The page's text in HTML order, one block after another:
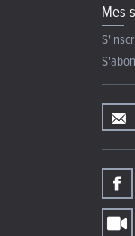
Mes